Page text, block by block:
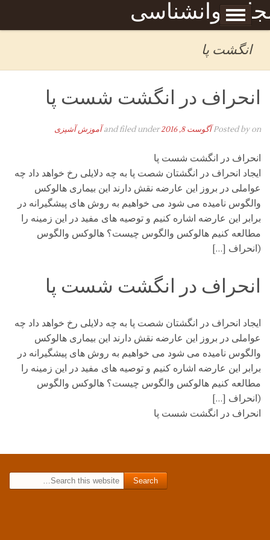
روانشناسی
Skip to content
برگه نمونه
انگشت پا
انحراف در انگشت شست پا
Posted byon آگوست 8, 2016 and filed under آموزش آشپزی
انحراف در انگشت شست پا
ایجاد انحراف در انگشتان شصت پا به چه دلایلی رخ خواهد داد چه
عواملی در بروز این عارضه نقش دارند این بیماری هالوکس
والگوس نامیده می شود می خواهیم به روش های پیشگیرانه در
برابر این عارضه اشاره کنیم و توصیه های مفید در این زمینه را
مطالعه کنیم هالوکس والگوس چیست؟ هالوکس والگوس
(انحراف […]
انحراف در انگشت شست پا
ایجاد انحراف در انگشتان شصت پا به چه دلایلی رخ خواهد داد چه
عواملی در بروز این عارضه نقش دارند این بیماری هالوکس
والگوس نامیده می شود می خواهیم به روش های پیشگیرانه در
برابر این عارضه اشاره کنیم و توصیه های مفید در این زمینه را
مطالعه کنیم هالوکس والگوس چیست؟ هالوکس والگوس
(انحراف […]
انحراف در انگشت شست پا